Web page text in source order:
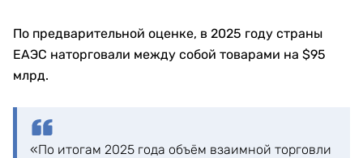
По предварительной оценке, в 2025 году страны
ЕАЭС наторговали между собой товарами на $95
млрд.
«По итогам 2025 года объём взаимной торговли